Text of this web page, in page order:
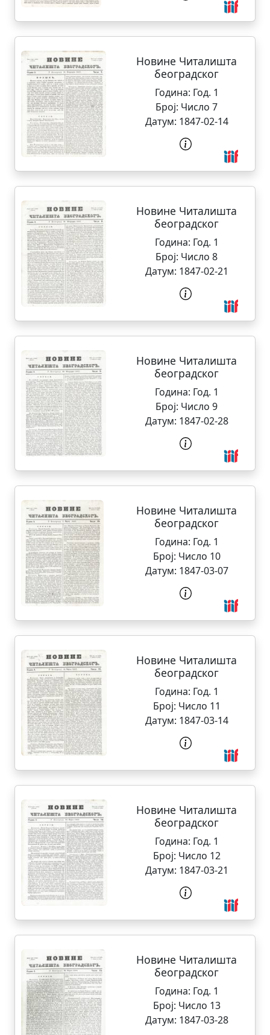
Новине Читалишта
београдског
Година: Год. 1
Број: Число 7
Датум: 1847-02-14
Новине Читалишта
београдског
Година: Год. 1
Број: Число 8
Датум: 1847-02-21
Новине Читалишта
београдског
Година: Год. 1
Број: Число 9
Датум: 1847-02-28
Новине Читалишта
београдског
Година: Год. 1
Број: Число 10
Датум: 1847-03-07
Новине Читалишта
београдског
Година: Год. 1
Број: Число 11
Датум: 1847-03-14
Новине Читалишта
београдског
Година: Год. 1
Број: Число 12
Датум: 1847-03-21
Новине Читалишта
београдског
Година: Год. 1
Број: Число 13
Датум: 1847-03-28